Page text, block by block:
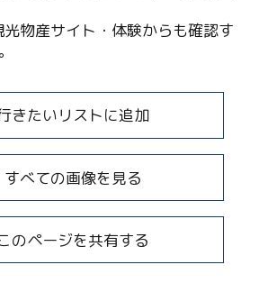
光物産サイト・体験からも確認す
きたいリストに追加
すべての画像を見る
のページを共有する